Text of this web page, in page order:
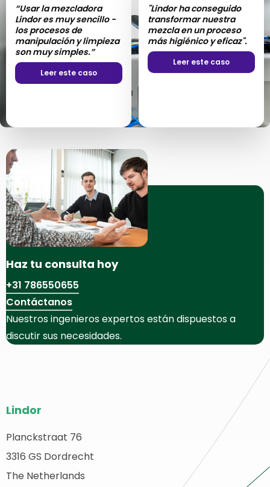
“Usar la mezcladora
Lindor es muy sencillo -
los procesos de
manipulación y limpieza
son muy simples.”
Leer este caso
"Lindor ha conseguido
transformar nuestra
mezcla en un proceso
más higiénico y eficaz".
Leer este caso
Haz tu consulta hoy
+31 786550655
Contáctanos
Nuestros ingenieros expertos están dispuestos a
discutir sus necesidades.
del
sitio
web
Lindor
Planckstraat 76
3316 GS Dordrecht
The Netherlands